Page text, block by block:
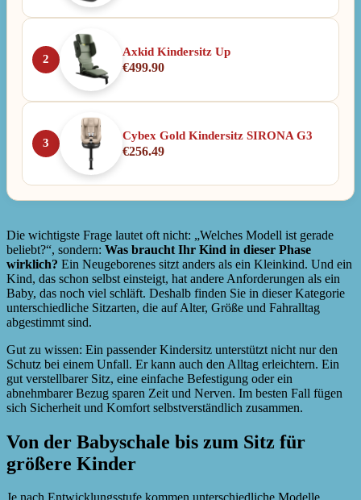
2
Axkid Kindersitz Up
€499.90
3
Cybex Gold Kindersitz SIRONA G3
€256.49
Die wichtigste Frage lautet oft nicht: „Welches Modell ist gerade
beliebt?“, sondern: Was braucht Ihr Kind in dieser Phase
wirklich? Ein Neugeborenes sitzt anders als ein Kleinkind. Und ein
Kind, das schon selbst einsteigt, hat andere Anforderungen als ein
Baby, das noch viel schläft. Deshalb finden Sie in dieser Kategorie
unterschiedliche Sitzarten, die auf Alter, Größe und Fahralltag
abgestimmt sind.
Gut zu wissen: Ein passender Kindersitz unterstützt nicht nur den
Schutz bei einem Unfall. Er kann auch den Alltag erleichtern. Ein
gut verstellbarer Sitz, eine einfache Befestigung oder ein
abnehmbarer Bezug sparen Zeit und Nerven. Im besten Fall fügen
sich Sicherheit und Komfort selbstverständlich zusammen.
Von der Babyschale bis zum Sitz für
größere Kinder